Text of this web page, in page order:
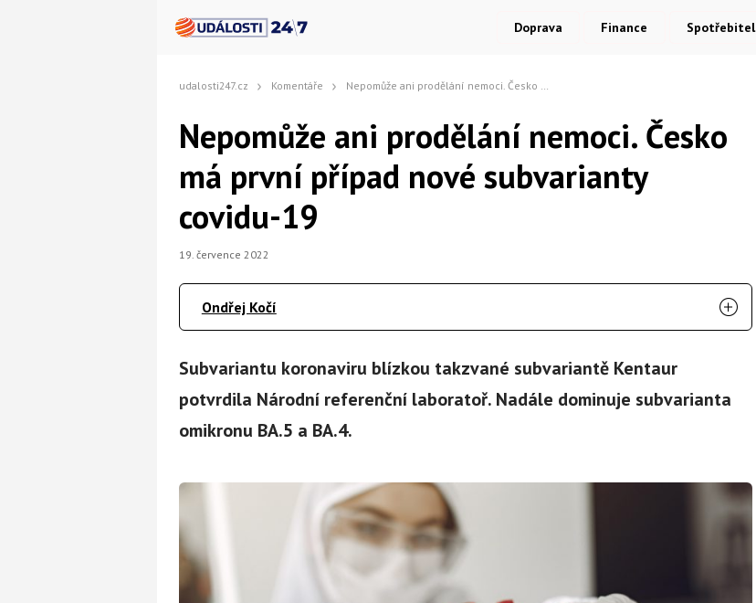
Doprava Finance Spotřebitel
udalosti247.cz Komentáře Nepomůže ani prodělání nemoci. Česko má první případ nové subvarianty covidu-19
Nepomůže ani prodělání nemoci. Česko
má první případ nové subvarianty
covidu-19
19. července 2022
Ondřej Kočí
Subvariantu koronaviru blízkou takzvané subvariantě Kentaur
potvrdila Národní referenční laboratoř. Nadále dominuje subvarianta
omikronu BA.5 a BA.4.